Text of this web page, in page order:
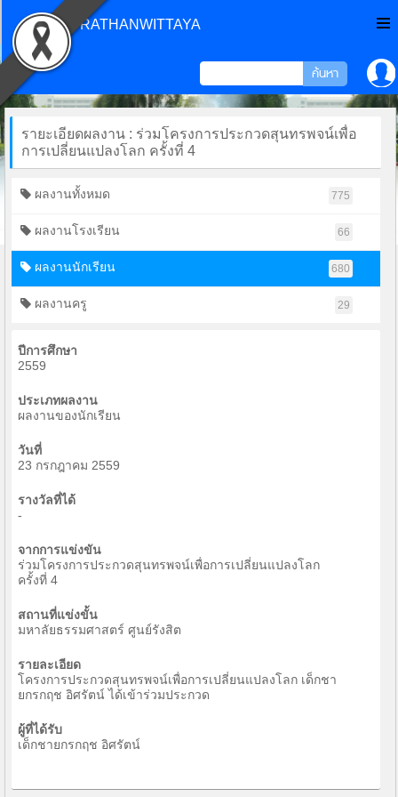
CHONPRATHANWITTAYA
รายะเอียดผลงาน : ร่วมโครงการประกวดสุนทรพจน์เพื่อ
การเปลี่ยนแปลงโลก ครั้งที่ 4
ผลงานทั้งหมด 775
ผลงานโรงเรียน 66
ผลงานนักเรียน 680
ผลงานครู 29
ปีการศึกษา
2559
ประเภทผลงาน
ผลงานของนักเรียน
วันที่
23 กรกฎาคม 2559
รางวัลที่ได้
-
จากการแข่งขัน
ร่วมโครงการประกวดสุนทรพจน์เพื่อการเปลี่ยนแปลงโลก
ครั้งที่ 4
สถานที่แข่งขั้น
มหาลัยธรรมศาสตร์ ศูนย์รังสิต
รายละเอียด
โครงการประกวดสุนทรพจน์เพื่อการเปลี่ยนแปลงโลก เด็กชา
ยกรกฤช อิศรัตน์ ได้เข้าร่วมประกวด
ผู้ที่ได้รับ
เด็กชายกรกฤช อิศรัตน์